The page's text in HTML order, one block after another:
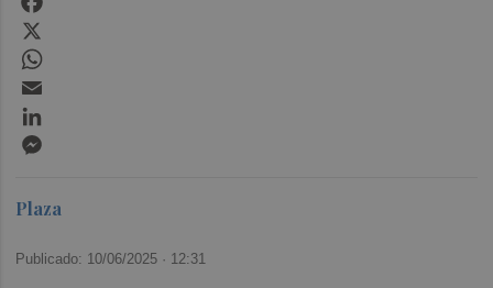
Plaza
Publicado: 10/06/2025 · 12:31